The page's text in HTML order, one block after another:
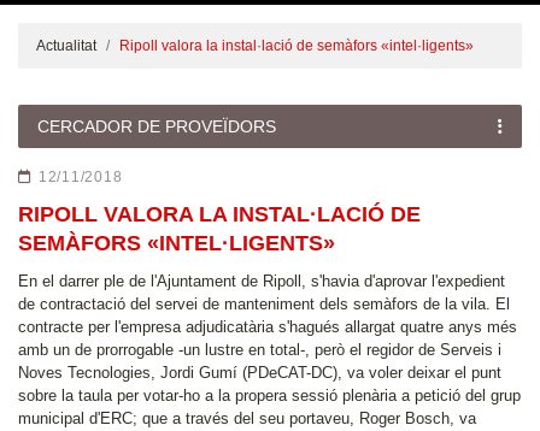
Actualitat Ripoll valora la instal·lació de semàfors «intel·ligents»
CERCADOR DE PROVEÏDORS
12/11/2018
RIPOLL VALORA LA INSTAL·LACIÓ DE
SEMÀFORS «INTEL·LIGENTS»
En el darrer ple de l'Ajuntament de Ripoll, s'havia d'aprovar l'expedient
de contractació del servei de manteniment dels semàfors de la vila. El
contracte per l'empresa adjudicatària s'hagués allargat quatre anys més
amb un de prorrogable -un lustre en total-, però el regidor de Serveis i
Noves Tecnologies, Jordi Gumí (PDeCAT-DC), va voler deixar el punt
sobre la taula per votar-ho a la propera sessió plenària a petició del grup
municipal d'ERC; que a través del seu portaveu, Roger Bosch, va